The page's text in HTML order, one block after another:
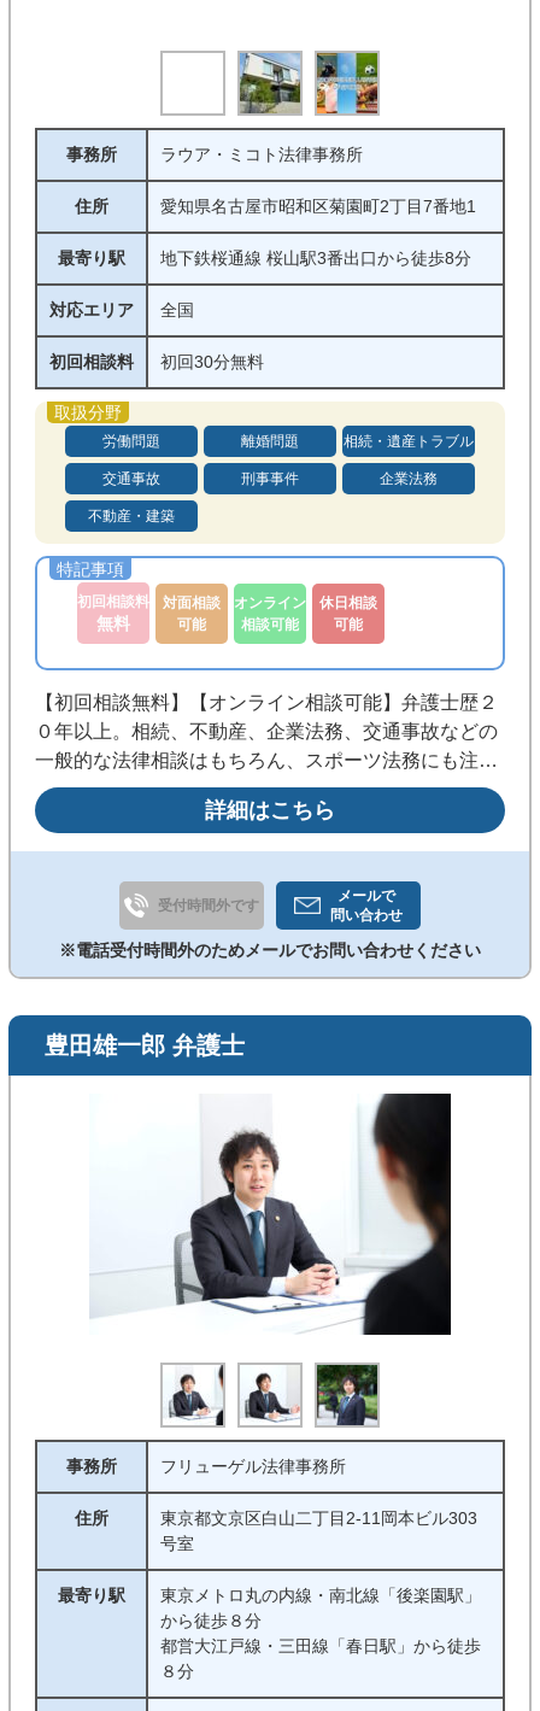
事務所 ラウア・ミコト法律事務所
住所 愛知県名古屋市昭和区菊園町2丁目7番地1
最寄り駅 地下鉄桜通線 桜山駅3番出口から徒歩8分
対応エリア 全国
初回相談料 初回30分無料
労働問題 離婚問題 相続・遺産トラブル
交通事故 刑事事件 企業法務
不動産・建築
初回相談料
無料
対面相談
可能
オンライン
相談可能
休日相談
可能
【初回相談無料】【オンライン相談可能】弁護士歴２
０年以上。相続、不動産、企業法務、交通事故などの
一般的な法律相談はもちろん、スポーツ法務にも注力
しています！心のトラブルなど法律や裁判では解決で
きない悩み事にも対応し、納得できる解決を目指しま
す。
詳細はこちら
受付時間外です
メールで
問い合わせ
※電話受付時間外のためメールでお問い合わせください
豊田雄一郎 弁護士
事務所 フリューゲル法律事務所
住所
東京都文京区白山二丁目2-11岡本ビル303
号室
最寄り駅
東京メトロ丸の内線・南北線「後楽園駅」
から徒歩８分
都営大江戸線・三田線「春日駅」から徒歩
８分